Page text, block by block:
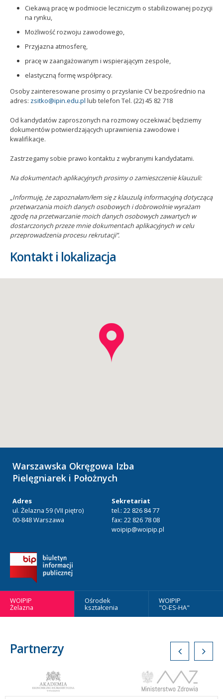
Ciekawą pracę w podmiocie leczniczym o stabilizowanej pozycji
na rynku,
Możliwość rozwoju zawodowego,
Przyjazna atmosferę,
pracę w zaangażowanym i wspierającym zespole,
elastyczną formę współpracy.
Osoby zainteresowane prosimy o przysłanie CV bezpośrednio na
adres: zsitko@ipin.edu.pl lub telefon Tel. (22) 45 82 718
Od kandydatów zaproszonych na rozmowy oczekiwać będziemy
dokumentów potwierdzających uprawnienia zawodowe i
kwalifikacje.
Zastrzegamy sobie prawo kontaktu z wybranymi kandydatami.
Na dokumentach aplikacyjnych prosimy o zamieszczenie klauzuli:
Informuję, że zapoznałam/łem się z klauzulą informacyjną dotyczącą
przetwarzania moich danych osobowych i dobrowolnie wyrażam
zgodę na przetwarzanie moich danych osobowych zawartych w
dostarczonych przeze mnie dokumentach aplikacyjnych w celu
przeprowadzenia procesu rekrutacji”.
Kontakt i lokalizacja
Warszawska Okręgowa Izba
Pielęgniarek i Położnych
Adres
ul. Żelazna 59 (VII piętro)
00-848 Warszawa
Sekretariat
tel.: 22 826 84 77
fax: 22 826 78 08
woipip@woipip.pl
WOIPIP
Żelazna
Ośrodek
kształcenia
WOIPIP
"O-ES-HA"
Partnerzy